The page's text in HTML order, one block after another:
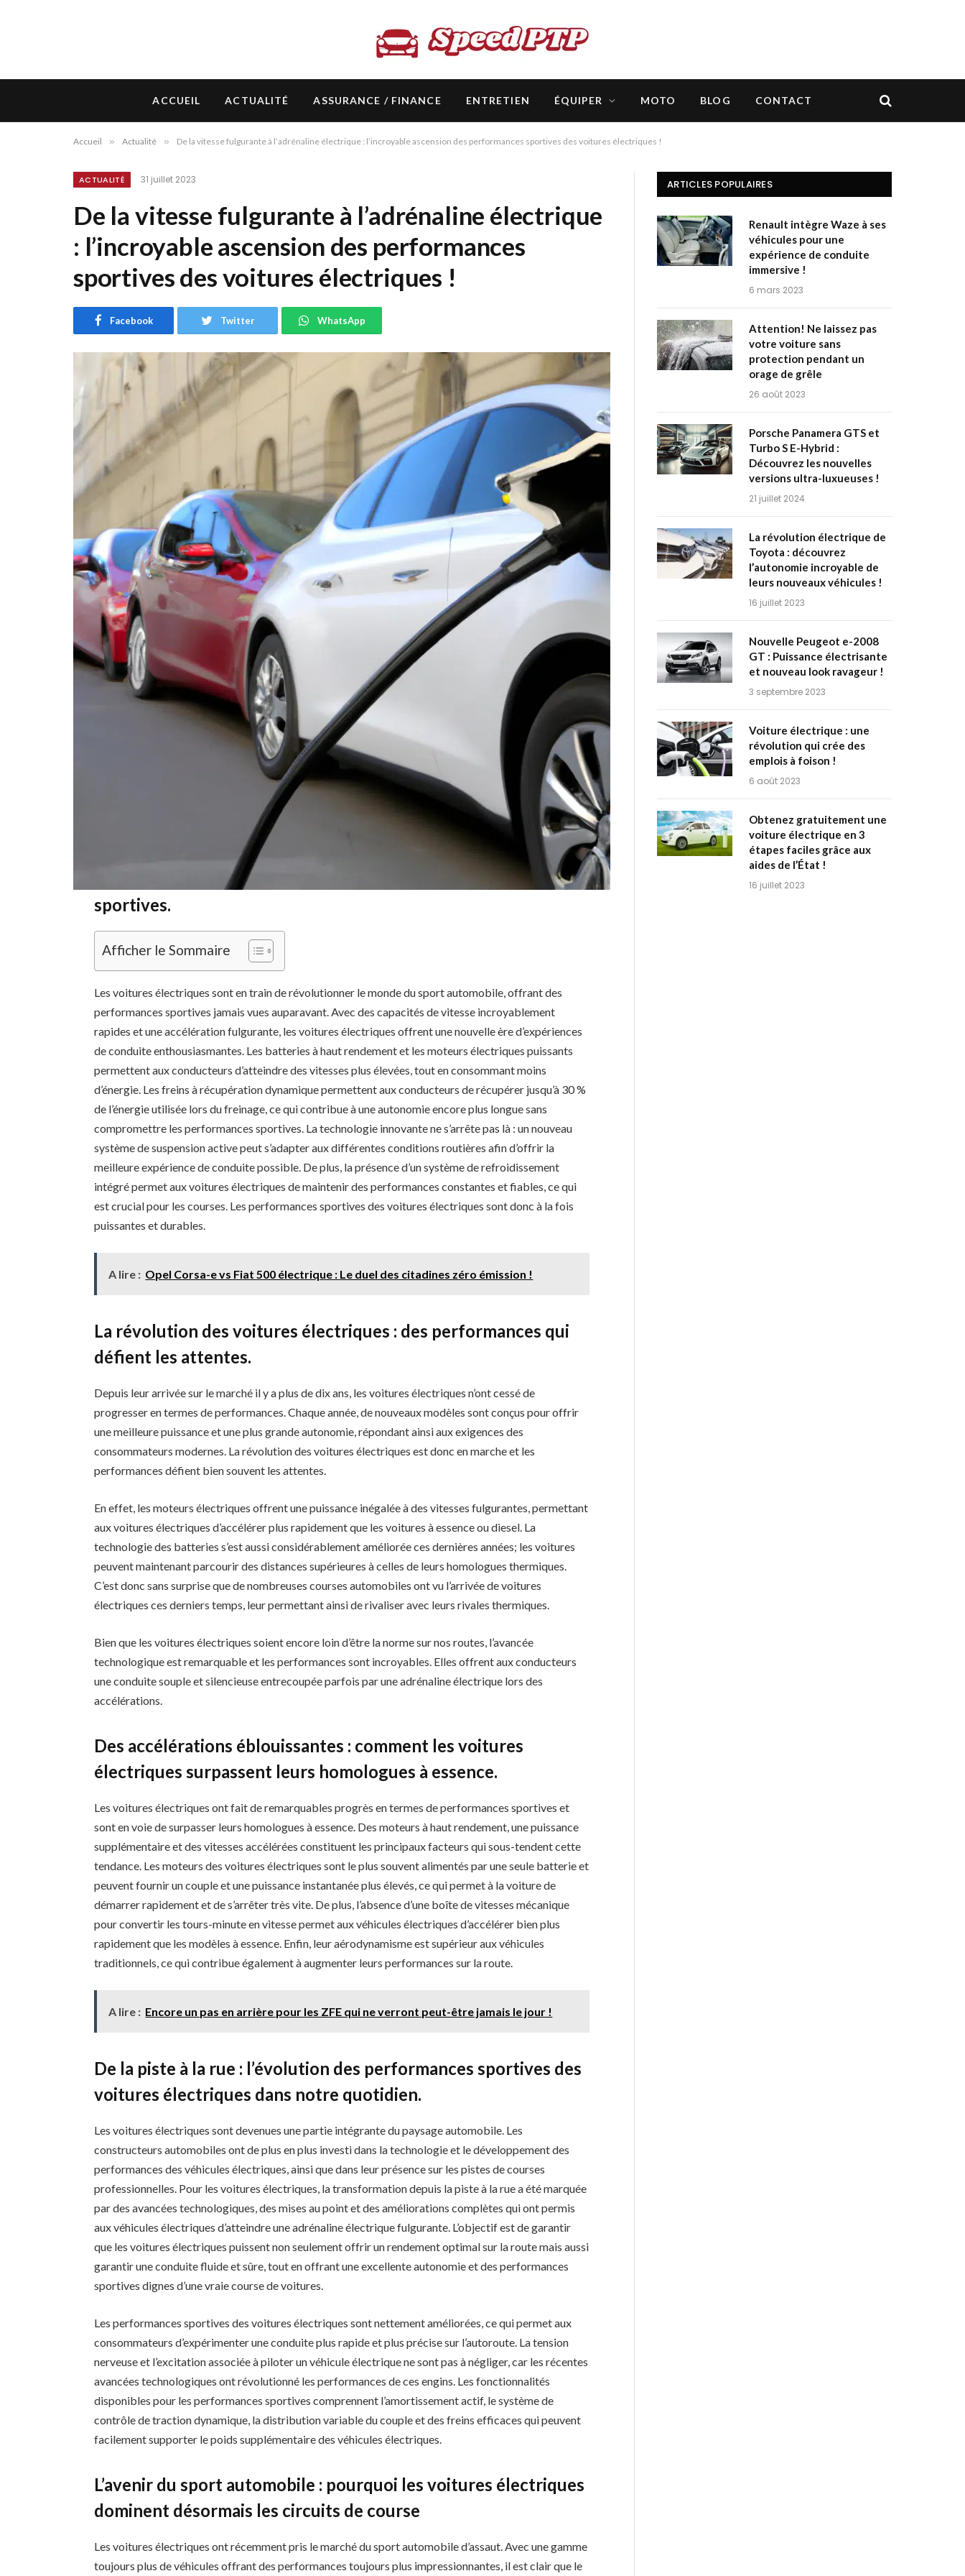
ACCUEIL ACTUALITÉ ASSURANCE / FINANCE ENTRETIEN ÉQUIPER MOTO BLOG CONTACT
Accueil » Actualité » De la vitesse fulgurante à l’adrénaline électrique : l’incroyable ascension des performances sportives des voitures électriques !
ACTUALITÉ 31 juillet 2023
De la vitesse fulgurante à l’adrénaline électrique
: l’incroyable ascension des performances
sportives des voitures électriques !
Facebook Twitter WhatsApp
De la vitesse fulgurante à l’adrénaline électrique, les performances sportives des voitures électriques
ont connu une incroyable ascension. Longtemps considérées comme moins puissantes que leurs
homologues à combustion interne, les voitures électriques se sont imposées sur la scène automobile
avec des performances qui défient toutes attentes. Grâce aux avancées technologiques et à
l’amélioration des batteries, ces bolides verts rivalisent désormais avec les voitures thermiques en
termes de vitesse, d’accélération et d’endurance.
Les voitures électriques : une nouvelle ère de performances
sportives.
Afficher le Sommaire
Les voitures électriques sont en train de révolutionner le monde du sport automobile, offrant des
performances sportives jamais vues auparavant. Avec des capacités de vitesse incroyablement
rapides et une accélération fulgurante, les voitures électriques offrent une nouvelle ère d’expériences
de conduite enthousiasmantes. Les batteries à haut rendement et les moteurs électriques puissants
permettent aux conducteurs d’atteindre des vitesses plus élevées, tout en consommant moins
d’énergie. Les freins à récupération dynamique permettent aux conducteurs de récupérer jusqu’à 30 %
de l’énergie utilisée lors du freinage, ce qui contribue à une autonomie encore plus longue sans
compromettre les performances sportives. La technologie innovante ne s’arrête pas là : un nouveau
système de suspension active peut s’adapter aux différentes conditions routières afin d’offrir la
meilleure expérience de conduite possible. De plus, la présence d’un système de refroidissement
intégré permet aux voitures électriques de maintenir des performances constantes et fiables, ce qui
est crucial pour les courses. Les performances sportives des voitures électriques sont donc à la fois
puissantes et durables.
A lire : Opel Corsa-e vs Fiat 500 électrique : Le duel des citadines zéro émission !
La révolution des voitures électriques : des performances qui
défient les attentes.
Depuis leur arrivée sur le marché il y a plus de dix ans, les voitures électriques n’ont cessé de
progresser en termes de performances. Chaque année, de nouveaux modèles sont conçus pour offrir
une meilleure puissance et une plus grande autonomie, répondant ainsi aux exigences des
consommateurs modernes. La révolution des voitures électriques est donc en marche et les
performances défient bien souvent les attentes.
En effet, les moteurs électriques offrent une puissance inégalée à des vitesses fulgurantes, permettant
aux voitures électriques d’accélérer plus rapidement que les voitures à essence ou diesel. La
technologie des batteries s’est aussi considérablement améliorée ces dernières années; les voitures
peuvent maintenant parcourir des distances supérieures à celles de leurs homologues thermiques.
C’est donc sans surprise que de nombreuses courses automobiles ont vu l’arrivée de voitures
électriques ces derniers temps, leur permettant ainsi de rivaliser avec leurs rivales thermiques.
Bien que les voitures électriques soient encore loin d’être la norme sur nos routes, l’avancée
technologique est remarquable et les performances sont incroyables. Elles offrent aux conducteurs
une conduite souple et silencieuse entrecoupée parfois par une adrénaline électrique lors des
accélérations.
Des accélérations éblouissantes : comment les voitures
électriques surpassent leurs homologues à essence.
Les voitures électriques ont fait de remarquables progrès en termes de performances sportives et
sont en voie de surpasser leurs homologues à essence. Des moteurs à haut rendement, une puissance
supplémentaire et des vitesses accélérées constituent les principaux facteurs qui sous-tendent cette
tendance. Les moteurs des voitures électriques sont le plus souvent alimentés par une seule batterie et
peuvent fournir un couple et une puissance instantanée plus élevés, ce qui permet à la voiture de
démarrer rapidement et de s’arrêter très vite. De plus, l’absence d’une boîte de vitesses mécanique
pour convertir les tours-minute en vitesse permet aux véhicules électriques d’accélérer bien plus
rapidement que les modèles à essence. Enfin, leur aérodynamisme est supérieur aux véhicules
traditionnels, ce qui contribue également à augmenter leurs performances sur la route.
A lire : Encore un pas en arrière pour les ZFE qui ne verront peut-être jamais le jour !
De la piste à la rue : l’évolution des performances sportives des
voitures électriques dans notre quotidien.
Les voitures électriques sont devenues une partie intégrante du paysage automobile. Les
constructeurs automobiles ont de plus en plus investi dans la technologie et le développement des
performances des véhicules électriques, ainsi que dans leur présence sur les pistes de courses
professionnelles. Pour les voitures électriques, la transformation depuis la piste à la rue a été marquée
par des avancées technologiques, des mises au point et des améliorations complètes qui ont permis
aux véhicules électriques d’atteindre une adrénaline électrique fulgurante. L’objectif est de garantir
que les voitures électriques puissent non seulement offrir un rendement optimal sur la route mais aussi
garantir une conduite fluide et sûre, tout en offrant une excellente autonomie et des performances
sportives dignes d’une vraie course de voitures.
Les performances sportives des voitures électriques sont nettement améliorées, ce qui permet aux
consommateurs d’expérimenter une conduite plus rapide et plus précise sur l’autoroute. La tension
nerveuse et l’excitation associée à piloter un véhicule électrique ne sont pas à négliger, car les récentes
avancées technologiques ont révolutionné les performances de ces engins. Les fonctionnalités
disponibles pour les performances sportives comprennent l’amortissement actif, le système de
contrôle de traction dynamique, la distribution variable du couple et des freins efficaces qui peuvent
facilement supporter le poids supplémentaire des véhicules électriques.
L’avenir du sport automobile : pourquoi les voitures électriques
dominent désormais les circuits de course
Les voitures électriques ont récemment pris le marché du sport automobile d’assaut. Avec une gamme
toujours plus de véhicules offrant des performances toujours plus impressionnantes, il est clair que le
ARTICLES POPULAIRES
Renault intègre Waze à ses
véhicules pour une
expérience de conduite
immersive !
6 mars 2023
Attention! Ne laissez pas
votre voiture sans
protection pendant un
orage de grêle
26 août 2023
Porsche Panamera GTS et
Turbo S E-Hybrid :
Découvrez les nouvelles
versions ultra-luxueuses !
21 juillet 2024
La révolution électrique de
Toyota : découvrez
l’autonomie incroyable de
leurs nouveaux véhicules !
16 juillet 2023
Nouvelle Peugeot e-2008
GT : Puissance électrisante
et nouveau look ravageur !
3 septembre 2023
Voiture électrique : une
révolution qui crée des
emplois à foison !
6 août 2023
Obtenez gratuitement une
voiture électrique en 3
étapes faciles grâce aux
aides de l’État !
16 juillet 2023